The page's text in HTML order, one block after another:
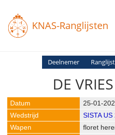
KNAS-Ranglijsten
Deelnemer
DE
25-01-
SISTA US
floret